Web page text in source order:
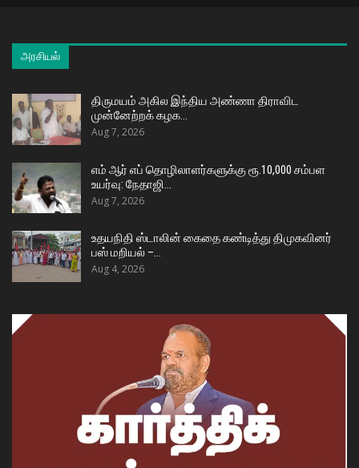
அரசியல்
திருமயம் அகில இந்திய அண்ணா திராவிட
முன்னேற்றக் கழக…
Aug 7, 2026
எம் ஆர் எப் தொழிலாளர்களுக்கு ரூ.10,000 சம்பள
உயர்வு: நேதாஜி…
Aug 7, 2026
உதயநிதி ஸ்டாலின் கைதை கண்டித்து திமுகவினர்
பஸ் மறியல் –…
Aug 4, 2026